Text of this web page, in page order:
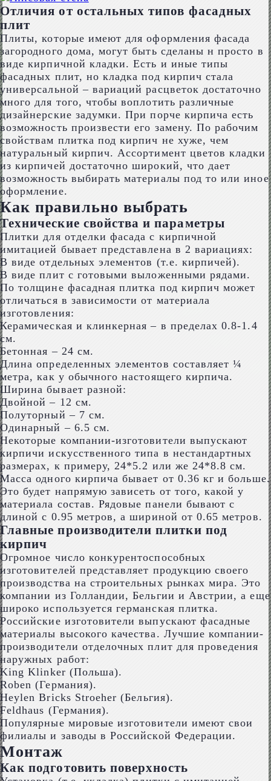
Отличия от остальных типов фасадных
плит
Плиты, которые имеют для оформления фасада
загородного дома, могут быть сделаны н просто в
виде кирпичной кладки. Есть и иные типы
фасадных плит, но кладка под кирпич стала
универсальной – вариаций расцветок достаточно
много для того, чтобы воплотить различные
дизайнерские задумки. При порче кирпича есть
возможность произвести его замену. По рабочим
свойствам плитка под кирпич не хуже, чем
натуральный кирпич. Ассортимент цветов кладки
из кирпичей достаточно широкий, что дает
возможность выбирать материалы под то или иное
оформление.
Как правильно выбрать
Технические свойства и параметры
Плитки для отделки фасада с кирпичной
имитацией бывает представлена в 2 вариациях:
В виде отдельных элементов (т.е. кирпичей).
В виде плит с готовыми выложенными рядами.
По толщине фасадная плитка под кирпич может
отличаться в зависимости от материала
изготовления:
Керамическая и клинкерная – в пределах 0.8-1.4
см.
Бетонная – 24 см.
Длина определенных элементов составляет ¼
метра, как у обычного настоящего кирпича.
Ширина бывает разной:
Двойной – 12 см.
Полуторный – 7 см.
Одинарный – 6.5 см.
Некоторые компании-изготовители выпускают
кирпичи искусственного типа в нестандартных
размерах, к примеру, 24*5.2 или же 24*8.8 см.
Масса одного кирпича бывает от 0.36 кг и больше.
Это будет напрямую зависеть от того, какой у
материала состав. Рядовые панели бывают с
длиной с 0.95 метров, а шириной от 0.65 метров.
Главные производители плитки под
кирпич
Огромное число конкурентоспособных
изготовителей представляет продукцию своего
производства на строительных рынках мира. Это
компании из Голландии, Бельгии и Австрии, а еще
широко используется германская плитка.
Российские изготовители выпускают фасадные
материалы высокого качества. Лучшие компании-
производители отделочных плит для проведения
наружных работ:
King Klinker (Польша).
Roben (Германия).
Heylen Bricks Stroeher (Бельгия).
Feldhaus (Германия).
Популярные мировые изготовители имеют свои
филиалы и заводы в Российской Федерации.
Монтаж
Как подготовить поверхность